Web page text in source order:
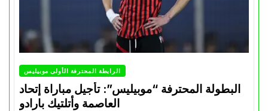
الرابطة المحترفة الأولى موبيليس
البطولة المحترفة “موبيليس”: تأجيل مباراة إتحاد
العاصمة وأتلتيك بارادو